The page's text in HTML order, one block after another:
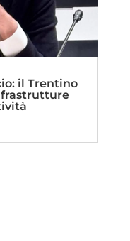
il Trentino